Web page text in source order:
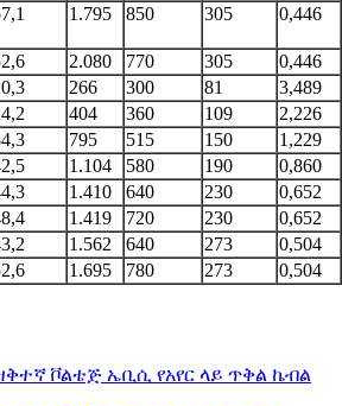
1.795 850 305 0,446
2.080 770 305
0,446
266 300 81
3,489
404 360 109
2,226
795 515 150
1,229
1.104 580 190
0,860
1.410 640 230
0,652
1.419 720 230
0,652
1.562 640 273
0,504
1.695 780 273 0,504